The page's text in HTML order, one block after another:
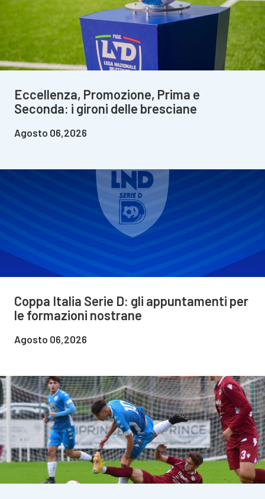
Eccellenza, Promozione, Prima e
Seconda: i gironi delle bresciane
Agosto 06,2026
Coppa Italia Serie D: gli appuntamenti per
le formazioni nostrane
Agosto 06,2026